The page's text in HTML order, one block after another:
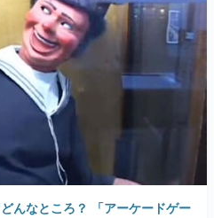
んなところ？ 「アーケードゲー